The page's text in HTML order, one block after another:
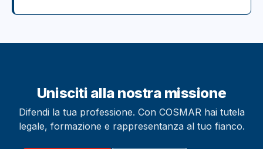
Unisciti alla nostra missione
Difendi la tua professione. Con COSMAR hai tutela
legale, formazione e rappresentanza al tuo fianco.